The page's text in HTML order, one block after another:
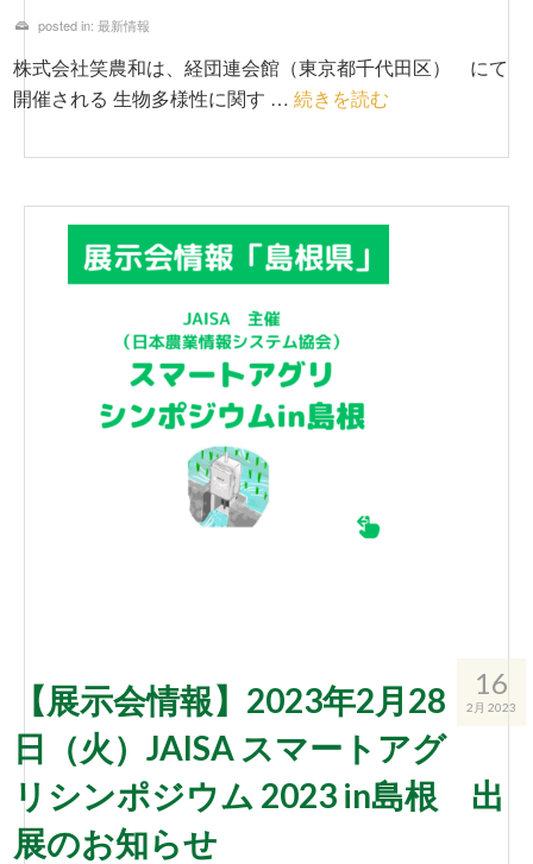
posted in: 最新情報
株式会社笑農和は、経団連会館（東京都千代田区） にて
開催される 生物多様性に関す … 続きを読む
16
2月 2023
【展示会情報】2023年2月28
日（火）JAISA スマートアグ
リシンポジウム 2023 in島根 出
展のお知らせ